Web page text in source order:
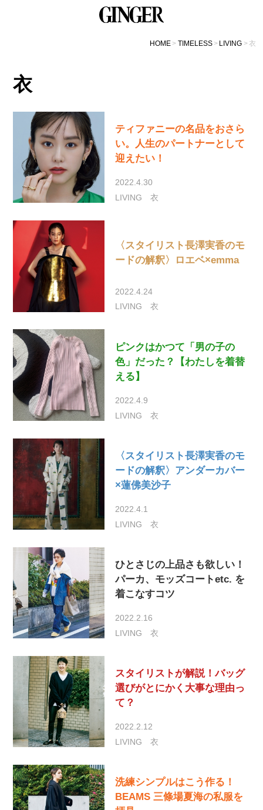
HOME TIMELESS LIVING 衣
衣
ティファニーの名品をおさら
い。人生のパートナーとして
迎えたい！
2022.4.30
LIVING
衣
〈スタイリスト長澤実香のモ
ードの解釈〉ロエベ×emma
2022.4.24
LIVING
衣
ピンクはかつて「男の子の
色」だった？【わたしを着替
える】
2022.4.9
LIVING
衣
〈スタイリスト長澤実香のモ
ードの解釈〉アンダーカバー
×蓮佛美沙子
2022.4.1
LIVING
衣
ひとさじの上品さも欲しい！
パーカ、モッズコートetc. を
着こなすコツ
2022.2.16
LIVING
衣
スタイリストが解説！バッグ
選びがとにかく大事な理由っ
て？
2022.2.12
LIVING
衣
洗練シンプルはこう作る！
BEAMS 三條場夏海の私服を